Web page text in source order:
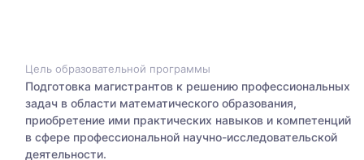
Цель образовательной программы
Подготовка магистрантов к решению профессиональных
задач в области математического образования,
приобретение ими практических навыков и компетенций
в сфере профессиональной научно-исследовательской
деятельности.